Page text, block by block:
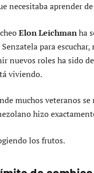
necesitaba aprender
Elon Leichmanha
para
nuevos roles ha sido
viviendo.
muchos veteranos se
hizo
los frutos.